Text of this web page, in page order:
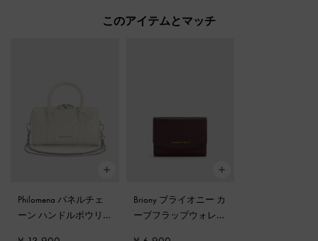
このアイテムとマッチ
Philomena パネルチェ
ーン ハンドルボウリ
Briony ブライオニー カ
ーブフラップウォレッ